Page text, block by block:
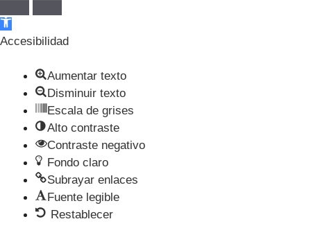
Abrir barra de herramientas
Accesibilidad
Aumentar texto
Disminuir texto
Escala de grises
Alto contraste
Contraste negativo
Fondo claro
Subrayar enlaces
Fuente legible
Restablecer